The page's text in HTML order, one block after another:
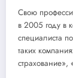
Свою
в 2005 году в
специалиста
таких